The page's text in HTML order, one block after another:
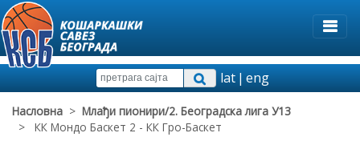
lat|eng
Насловна > Млађи пионири/2. Београдска лига У13
> КК Мондо Баскет 2 - КК Гро-Баскет